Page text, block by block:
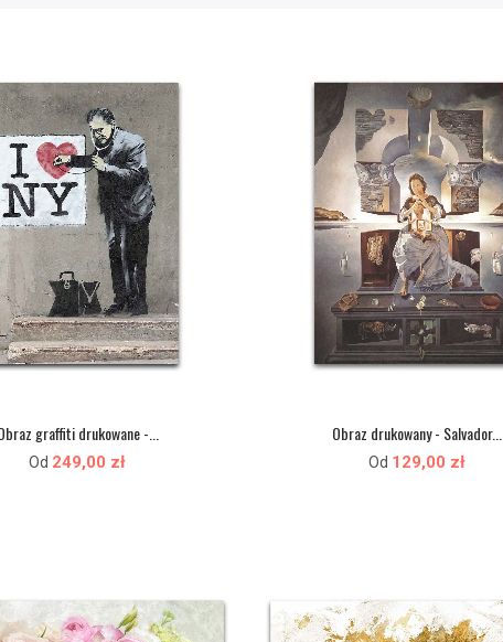
graffiti drukowane -...
Od 249,00 zł
Obraz drukowany - Salvador...
Od 129,00 zł